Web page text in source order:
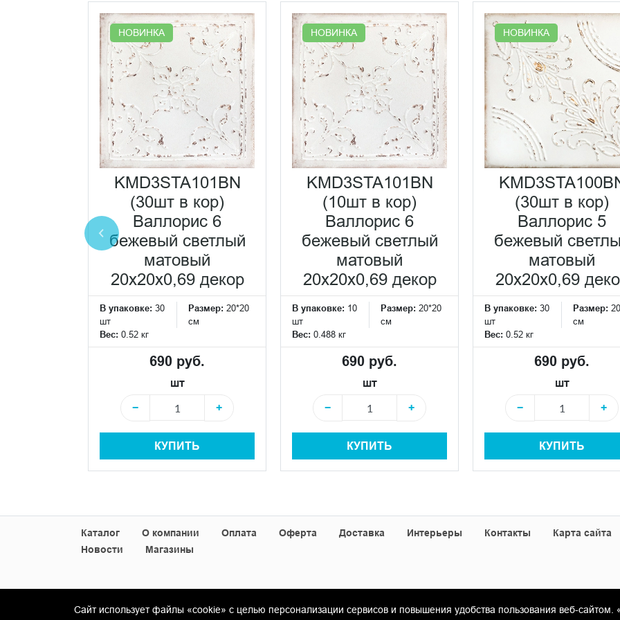
НОВИНКА
KMD3STA101BN
(30шт в кор)
Валлорис 6
бежевый светлый
матовый
20x20x0,69 декор
В упаковке: 30
шт
Размер: 20*20
см
Вес: 0.52 кг
690 руб.
шт
−
+
КУПИТЬ
НОВИНКА
KMD3STA101BN
(10шт в кор)
Валлорис 6
бежевый светлый
матовый
20x20x0,69 декор
В упаковке: 10
шт
Размер: 20*20
см
Вес: 0.488 кг
690 руб.
шт
−
+
КУПИТЬ
НОВИНКА
(30шт в кор)
Валлорис 5
бежевый
матовый
20x20x0,69
В упаковке: 30
шт
Размер:
см
Вес: 0.52 кг
690 руб.
шт
−
+
КУПИТЬ
Каталог О компании Оплата Оферта Доставка Интерьеры Контакты
Карта сайта
Новости
Магазины
© Copyright 2013-2026 KERAMA MARAZZI, ООО «Гамма Керамика»
Сайт использует файлы «cookie» с целью персонализации сервисов и повышения удобства пользования веб-сайтом.